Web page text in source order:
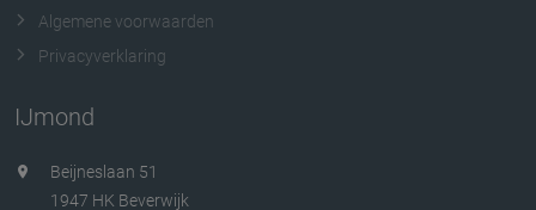
Algemene voorwaarden
Privacyverklaring
IJmond
Beijneslaan 51
1947 HK Beverwijk